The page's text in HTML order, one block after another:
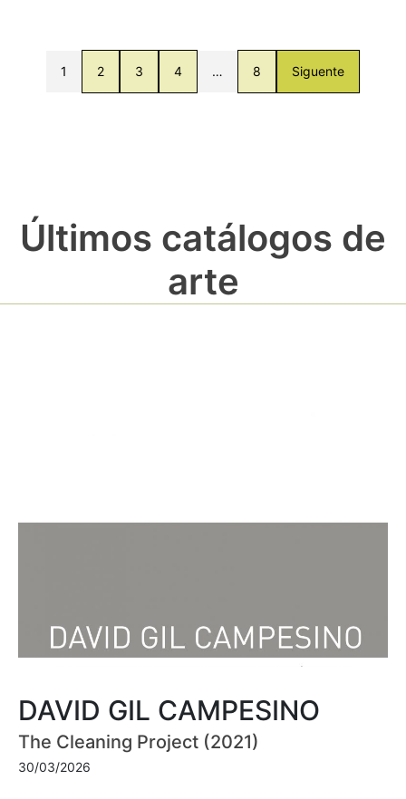
1 2 3 4 … 8 Siguente
Últimos catálogos de
arte
DAVID GIL CAMPESINO
The Cleaning Project (2021)
30/03/2026